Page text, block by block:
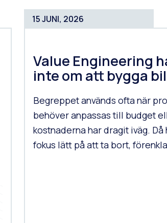
15 JUNI, 2026
Value Engineering
inte om att bygga
Begreppet används ofta när
behöver anpassas till budget
kostnaderna har dragit iväg. Då
fokus lätt på att ta bort,